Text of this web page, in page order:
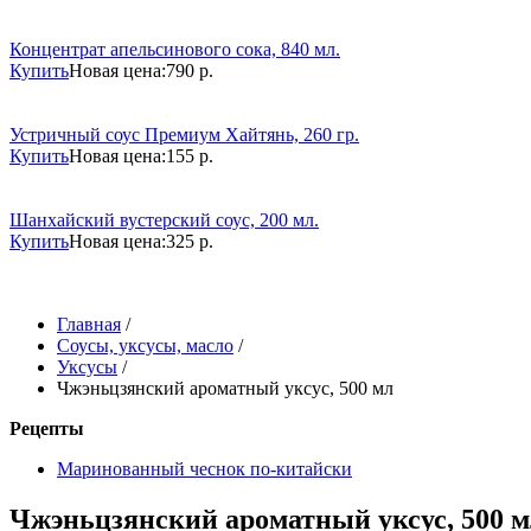
Концентрат апельсинового сока, 840 мл.
КупитьНовая цена:790 р.
Устричный соус Премиум Хайтянь, 260 гр.
КупитьНовая цена:155 р.
Шанхайский вустерский соус, 200 мл.
КупитьНовая цена:325 р.
Главная /
Соусы, уксусы, масло /
Уксусы /
Чжэньцзянский ароматный уксус, 500 мл
Рецепты
Маринованный чеснок по-китайски
Чжэньцзянский ароматный уксус, 500